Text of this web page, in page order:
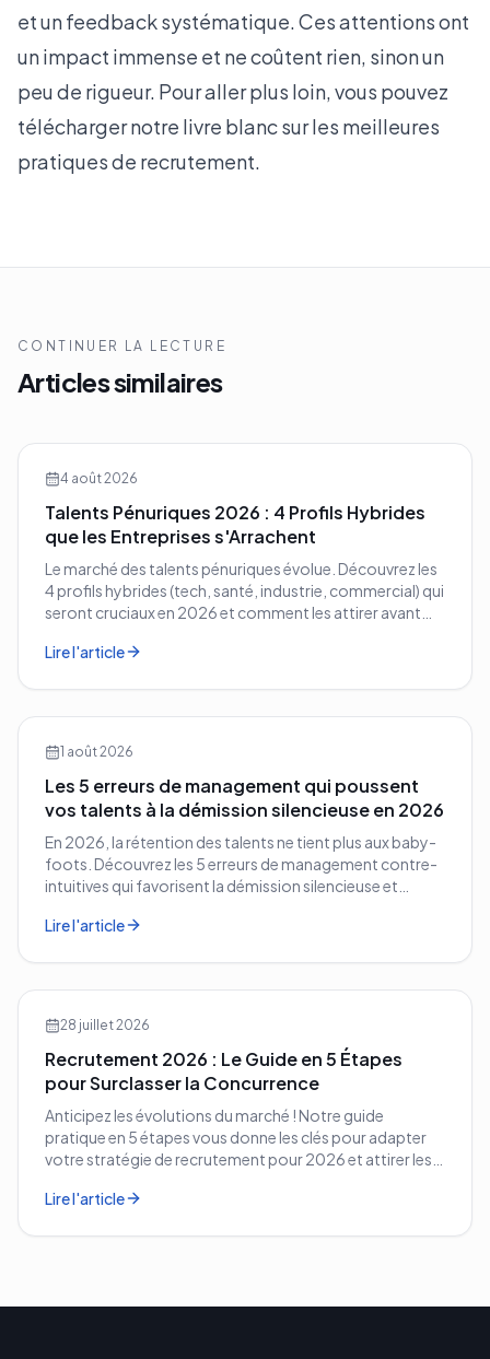
et un feedback systématique. Ces attentions ont
un impact immense et ne coûtent rien, sinon un
peu de rigueur. Pour aller plus loin, vous pouvez
télécharger notre livre blanc sur les meilleures
pratiques de recrutement.
CONTINUER LA LECTURE
Articles similaires
4 août 2026
Talents Pénuriques 2026 : 4 Profils Hybrides
que les Entreprises s'Arrachent
Le marché des talents pénuriques évolue. Découvrez les
4 profils hybrides (tech, santé, industrie, commercial) qui
seront cruciaux en 2026 et comment les attirer avant
Lire l'article
1 août 2026
Les 5 erreurs de management qui poussent
vos talents à la démission silencieuse en 2026
En 2026, la rétention des talents ne tient plus aux baby-
foots. Découvrez les 5 erreurs de management contre-
intuitives qui favorisent la démission silencieuse et
Lire l'article
28 juillet 2026
Recrutement 2026 : Le Guide en 5 Étapes
pour Surclasser la Concurrence
Anticipez les évolutions du marché ! Notre guide
pratique en 5 étapes vous donne les clés pour adapter
votre stratégie de recrutement pour 2026 et attirer les
Lire l'article